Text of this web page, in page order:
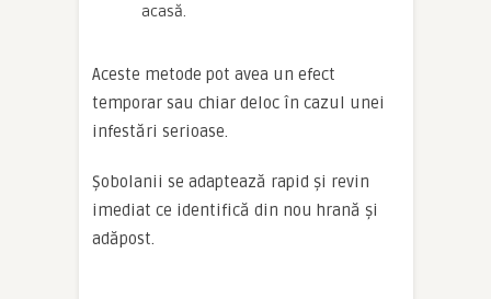
acasă.
Aceste metode pot avea un efect
temporar sau chiar deloc în cazul unei
infestări serioase.
Șobolanii se adaptează rapid și revin
imediat ce identifică din nou hrană și
adăpost.